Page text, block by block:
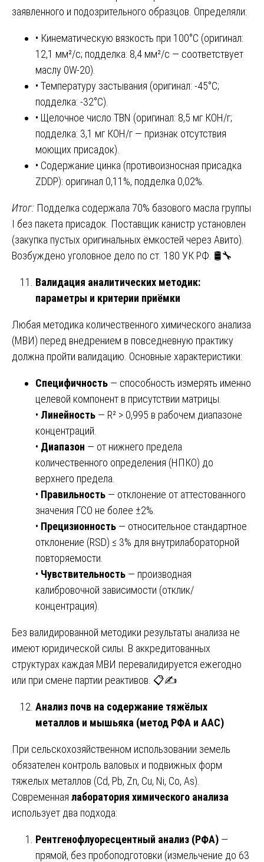
заявленного и подозрительного образцов. Определяли:
• Кинематическую вязкость при 100°C (оригинал:
12,1 мм²/с; подделка: 8,4 мм²/с — соответствует
маслу 0W-20).
• Температуру застывания (оригинал: -45°C;
подделка: -32°C).
• Щелочное число TBN (оригинал: 8,5 мг КОН/г;
подделка: 3,1 мг КОН/г — признак отсутствия
моющих присадок).
• Содержание цинка (противоизносная присадка
ZDDP): оригинал 0,11%, подделка 0,02%.
Итог: Подделка содержала 70% базового масла группы
I без пакета присадок. Поставщик канистр установлен
(закупка пустых оригинальных ёмкостей через Авито).
Возбуждено уголовное дело по ст. 180 УК РФ. 🛢️🔧
Валидация аналитических методик:
параметры и критерии приёмки
Любая методика количественного химического анализа
(МВИ) перед внедрением в повседневную практику
должна пройти валидацию. Основные характеристики:
Специфичность — способность измерять именно
целевой компонент в присутствии матрицы.
• Линейность — R² > 0,995 в рабочем диапазоне
концентраций.
• Диапазон — от нижнего предела
количественного определения (НПКО) до
верхнего предела.
• Правильность — отклонение от аттестованного
значения ГСО не более ±2%.
• Прецизионность — относительное стандартное
отклонение (RSD) ≤ 3% для внутрилабораторной
повторяемости.
• Чувствительность — производная
калибровочной зависимости (отклик/
концентрация).
Без валидированной методики результаты анализа не
имеют юридической силы. В аккредитованных
структурах каждая МВИ перевалидируется ежегодно
или при смене партии реактивов. 📋✍️
Анализ почв на содержание тяжёлых
металлов и мышьяка (метод РФА и ААС)
При сельскохозяйственном использовании земель
обязателен контроль валовых и подвижных форм
тяжелых металлов (Cd, Pb, Zn, Cu, Ni, Co, As).
Современная лаборатория химического анализа
использует два подхода:
Рентгенофлуоресцентный анализ (РФА) —
прямой, без пробоподготовки (измельчение до 63